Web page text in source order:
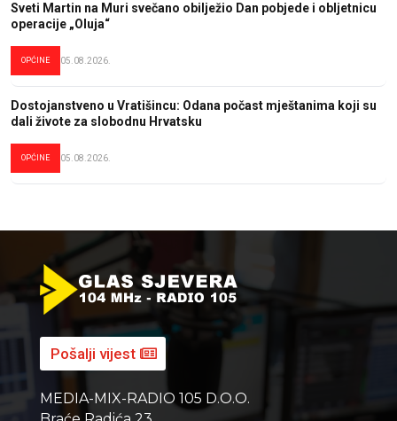
Sveti Martin na Muri svečano obilježio Dan pobjede i obljetnicu
operacije „Oluja“
OPĆINE 05.08.2026.
Dostojanstveno u Vratišincu: Odana počast mještanima koji su
dali živote za slobodnu Hrvatsku
OPĆINE 05.08.2026.
Pošalji vijest
MEDIA-MIX-RADIO 105 D.O.O.